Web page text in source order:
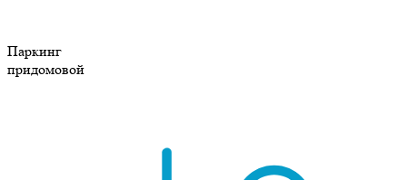
Паркинг
придомовой